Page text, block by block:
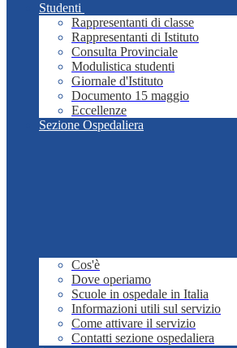
Studenti
Rappresentanti di classe
Rappresentanti di Istituto
Consulta Provinciale
Modulistica studenti
Giornale d'Istituto
Documento 15 maggio
Eccellenze
Sezione Ospedaliera
Cos'è
Dove operiamo
Scuole in ospedale in Italia
Informazioni utili sul servizio
Come attivare il servizio
Contatti sezione ospedaliera